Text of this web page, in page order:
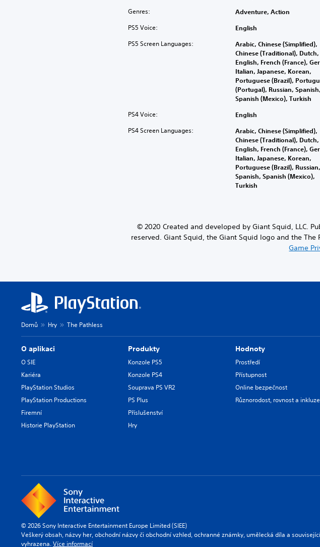
Genres: Adventure, Action
PS5 Voice: English
PS5 Screen Languages:
Arabic, Chinese (Simplified),
Chinese (Traditional), Dutch,
English, French (France),
Italian, Japanese, Korean,
Portuguese (Brazil),
(Portugal), Russian, Spanish,
Spanish (Mexico), Turkish
PS4 Voice: English
PS4 Screen Languages:
Arabic, Chinese (Simplified),
Chinese (Traditional), Dutch,
English, French (France),
Italian, Japanese, Korean,
Portuguese (Brazil), Russian,
Spanish, Spanish (Mexico),
Turkish
© 2020 Created and developed by Giant Squid, LLC.
reserved. Giant Squid, the Giant Squid logo and the
Game
Domů Hry The Pathless
O aplikaci
O SIE
Kariéra
PlayStation Studios
PlayStation Productions
Firemní
Historie PlayStation
Produkty
Konzole PS5
Konzole PS4
Souprava PS VR2
PS Plus
Příslušenství
Hry
Hodnoty
Prostředí
Přístupnost
Online bezpečnost
Různorodost, rovnost a inkluze
© 2026 Sony Interactive Entertainment Europe Limited (SIEE)
Veškerý obsah, názvy her, obchodní názvy či obchodní vzhled, ochranné známky, umělecká díla a
vyhrazena.Více informací